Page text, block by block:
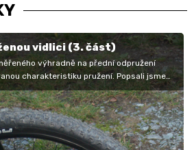
vidlici (3. část)
výhradně na přední odpružení
charakteristiku pružení. Popsali jsme